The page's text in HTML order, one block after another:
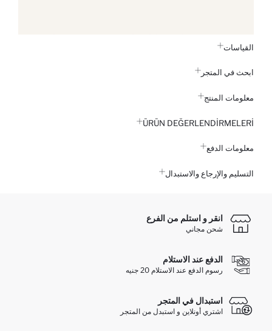
القياسات
ابحث في المتجر
معلومات المنتج
ÜRÜN DEĞERLENDİRMELERİ
معلومات الدفع
التسليم والإرجاع والاستبدال
انقر و استلم من الفرع
شحن مجاني
الدفع عند الاستلام
رسوم الدفع عند الاستلام 20 جنيه
استبدال في المتجر
اشتري أونلاين و استبدل من المتجر